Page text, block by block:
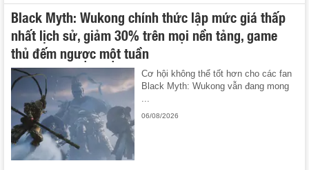
Black Myth: Wukong chính thức lập mức giá thấp
nhất lịch sử, giảm 30% trên mọi nền tảng, game
thủ đếm ngược một tuần
Cơ hội không thể tốt hơn cho các fan
Black Myth: Wukong vẫn đang mong
06/08/2026